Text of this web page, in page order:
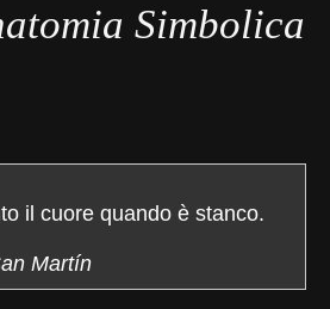
Simbolica
il cuore quando è stanco.
Martín